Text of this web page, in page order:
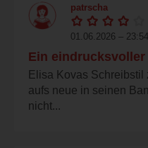
patrscha
01.06.2026 – 23:54
Ein
Elisa Kovas Schreibstil
aufs neue in seinen
nicht...